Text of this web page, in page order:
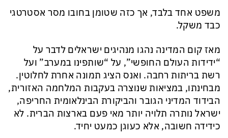
משפט אחד בלבד, אך כזה שטומן בחובו מסר אסטרטגי
כבד משקל.
מאז קום המדינה נהגו מנהיגים ישראלים לדבר על
“ידידות העולם החופשי”, על “שותפינו במערב” ועל
רשת בריתות רחבה. ואנס הציג תמונה אחרת לחלוטין.
מבחינתו, במציאות שנוצרה בעקבות המלחמה האזורית,
הבידוד המדיני הגובר והביקורת הבינלאומית החריפה,
ישראל נותרה תלויה יותר מאי פעם בארצות הברית. לא
כידידה חשובה, אלא כעוגן כמעט יחיד.